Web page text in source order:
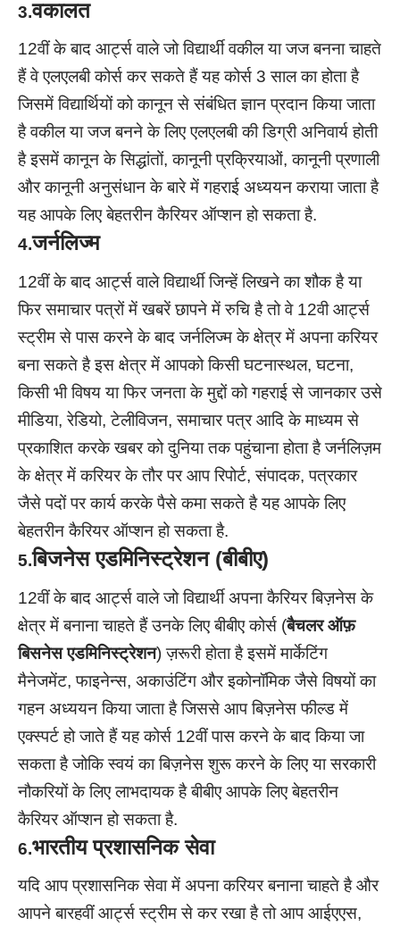
3.वकालत
12वीं के बाद आर्ट्स वाले जो विद्यार्थी वकील या जज बनना चाहते
हैं वे एलएलबी कोर्स कर सकते हैं यह कोर्स 3 साल का होता है
जिसमें विद्यार्थियों को कानून से संबंधित ज्ञान प्रदान किया जाता
है वकील या जज बनने के लिए एलएलबी की डिग्री अनिवार्य होती
है इसमें कानून के सिद्धांतों, कानूनी प्रक्रियाओं, कानूनी प्रणाली
और कानूनी अनुसंधान के बारे में गहराई अध्ययन कराया जाता है
यह आपके लिए बेहतरीन कैरियर ऑप्शन हो सकता है.
4.जर्नलिज्म
12वीं के बाद आर्ट्स वाले विद्यार्थी जिन्हें लिखने का शौक है या
फिर समाचार पत्रों में खबरें छापने में रुचि है तो वे 12वी आर्ट्स
स्ट्रीम से पास करने के बाद जर्नलिज्म के क्षेत्र में अपना करियर
बना सकते है इस क्षेत्र में आपको किसी घटनास्थल, घटना,
किसी भी विषय या फिर जनता के मुद्दों को गहराई से जानकार उसे
मीडिया, रेडियो, टेलीविजन, समाचार पत्र आदि के माध्यम से
प्रकाशित करके खबर को दुनिया तक पहुंचाना होता है जर्नलिज़म
के क्षेत्र में करियर के तौर पर आप रिपोर्ट, संपादक, पत्रकार
जैसे पदों पर कार्य करके पैसे कमा सकते है यह आपके लिए
बेहतरीन कैरियर ऑप्शन हो सकता है.
5.बिजनेस एडमिनिस्ट्रेशन(बीबीए)
12वीं के बाद आर्ट्स वाले जो विद्यार्थी अपना कैरियर बिज़नेस के
क्षेत्र में बनाना चाहते हैं उनके लिए बीबीए कोर्स (बैचलर ऑफ़
बिसनेस एडमिनिस्ट्रेशन) ज़रूरी होता है इसमें मार्केटिंग
मैनेजमेंट, फाइनेन्स, अकाउंटिंग और इकोनॉमिक जैसे विषयों का
गहन अध्ययन किया जाता है जिससे आप बिज़नेस फील्ड में
एक्स्पर्ट हो जाते हैं यह कोर्स 12वीं पास करने के बाद किया जा
सकता है जोकि स्वयं का बिज़नेस शुरू करने के लिए या सरकारी
नौकरियों के लिए लाभदायक है बीबीए आपके लिए बेहतरीन
कैरियर ऑप्शन हो सकता है.
6.भारतीय प्रशासनिक सेवा
यदि आप प्रशासनिक सेवा में अपना करियर बनाना चाहते है और
आपने बारहवीं आर्ट्स स्ट्रीम से कर रखा है तो आप आईएएस,